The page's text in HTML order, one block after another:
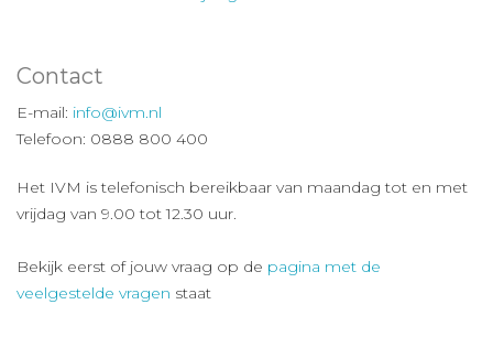
Contact
E-mail: info@ivm.nl
Telefoon: 0888 800 400
Het IVM is telefonisch bereikbaar van maandag tot en met
vrijdag van 9.00 tot 12.30 uur.
Bekijk eerst of jouw vraag op de pagina met de
veelgestelde vragen staat